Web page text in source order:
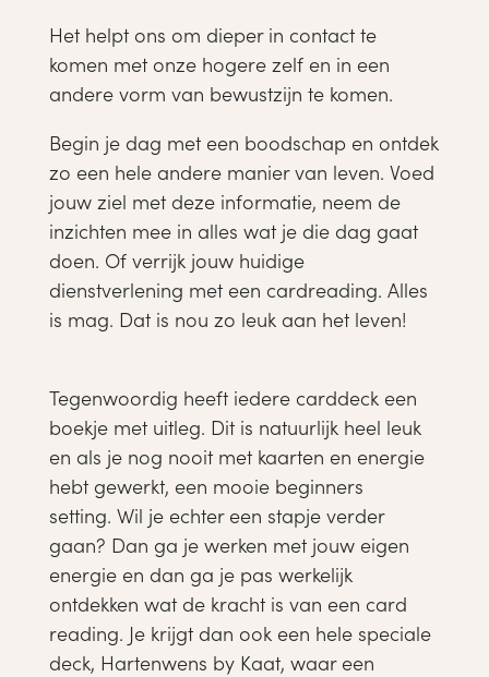
Het helpt ons om dieper in contact te
komen met onze hogere zelf en in een
andere vorm van bewustzijn te komen.
Begin je dag met een boodschap en ontdek
zo een hele andere manier van leven. Voed
jouw ziel met deze informatie, neem de
inzichten mee in alles wat je die dag gaat
doen. Of verrijk jouw huidige
dienstverlening met een cardreading. Alles
is mag. Dat is nou zo leuk aan het leven!
Tegenwoordig heeft iedere carddeck een
boekje met uitleg. Dit is natuurlijk heel leuk
en als je nog nooit met kaarten en energie
hebt gewerkt, een mooie beginners
setting. Wil je echter een stapje verder
gaan? Dan ga je werken met jouw eigen
energie en dan ga je pas werkelijk
ontdekken wat de kracht is van een card
reading. Je krijgt dan ook een hele speciale
deck, Hartenwens by Kaat, waar een